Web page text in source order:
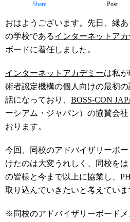
Share Post
おはようございます。先日、縁
の学校であるインターネットア
ボードに着任しました。
インターネットアカデミーは私
術者認定機構の個人向けの最初
話になっており、 BOSS-CON
ーシアム・ジャパン）の協賛会
おります。
今回、同校のアドバイザリーボ
けたのは大変うれしく、同校を
の皆様と今まで以上に協業し、
取り込んでいきたいと考えていま
※同校のアドバイザリーボード